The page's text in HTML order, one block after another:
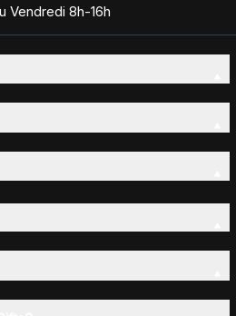
Vendredi 8h-16h